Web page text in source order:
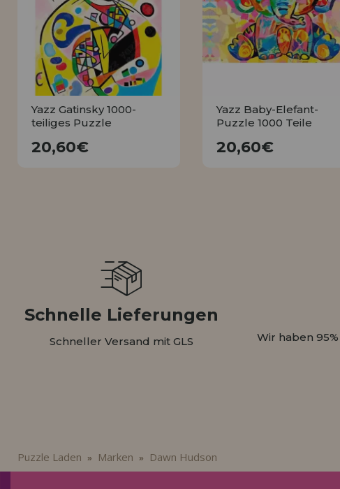
LIQUIDIÉRUNG
INFORMATIONEN
info@puzzleladen.de
NEUER KUNDE
Yazz Gatinsky 1000-
teiliges Puzzle
20,60€
Yazz Baby-Elefant-
Puzzle 1000 Teile
20,60€
Schnelle Lieferungen
Schneller Versand mit GLS Wir haben
Puzzle Laden » Marken » Dawn Hudson